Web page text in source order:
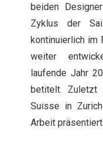
beiden
Zyklus der
kontinuierlich im
weiter
laufende Jahr
betitelt. Zuletzt
Suisse in
Arbeit präsentiert.